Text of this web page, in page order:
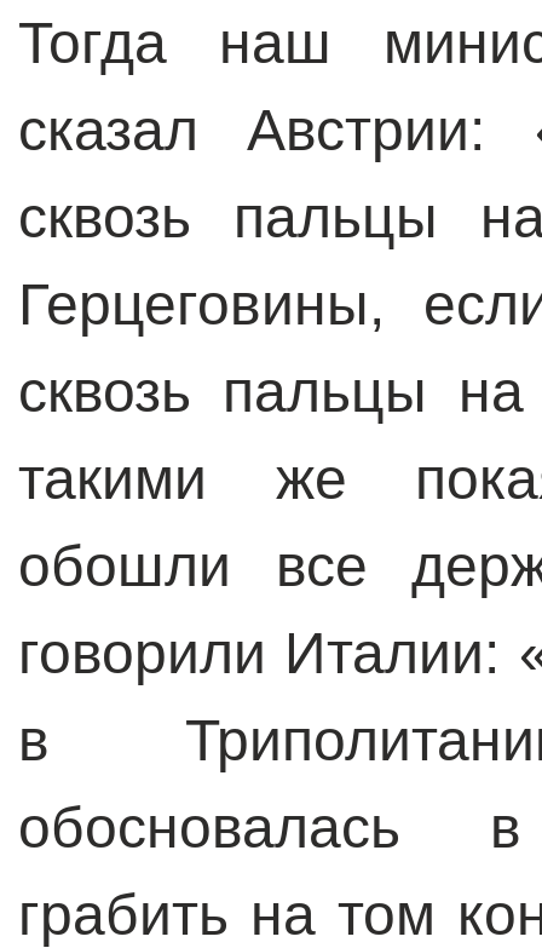
Тогда наш
сказал
сквозь пальцы
Герцеговины,
сквозь пальцы
такими же
обошли все
говорили Италии:
в
обосновалась
грабить на том